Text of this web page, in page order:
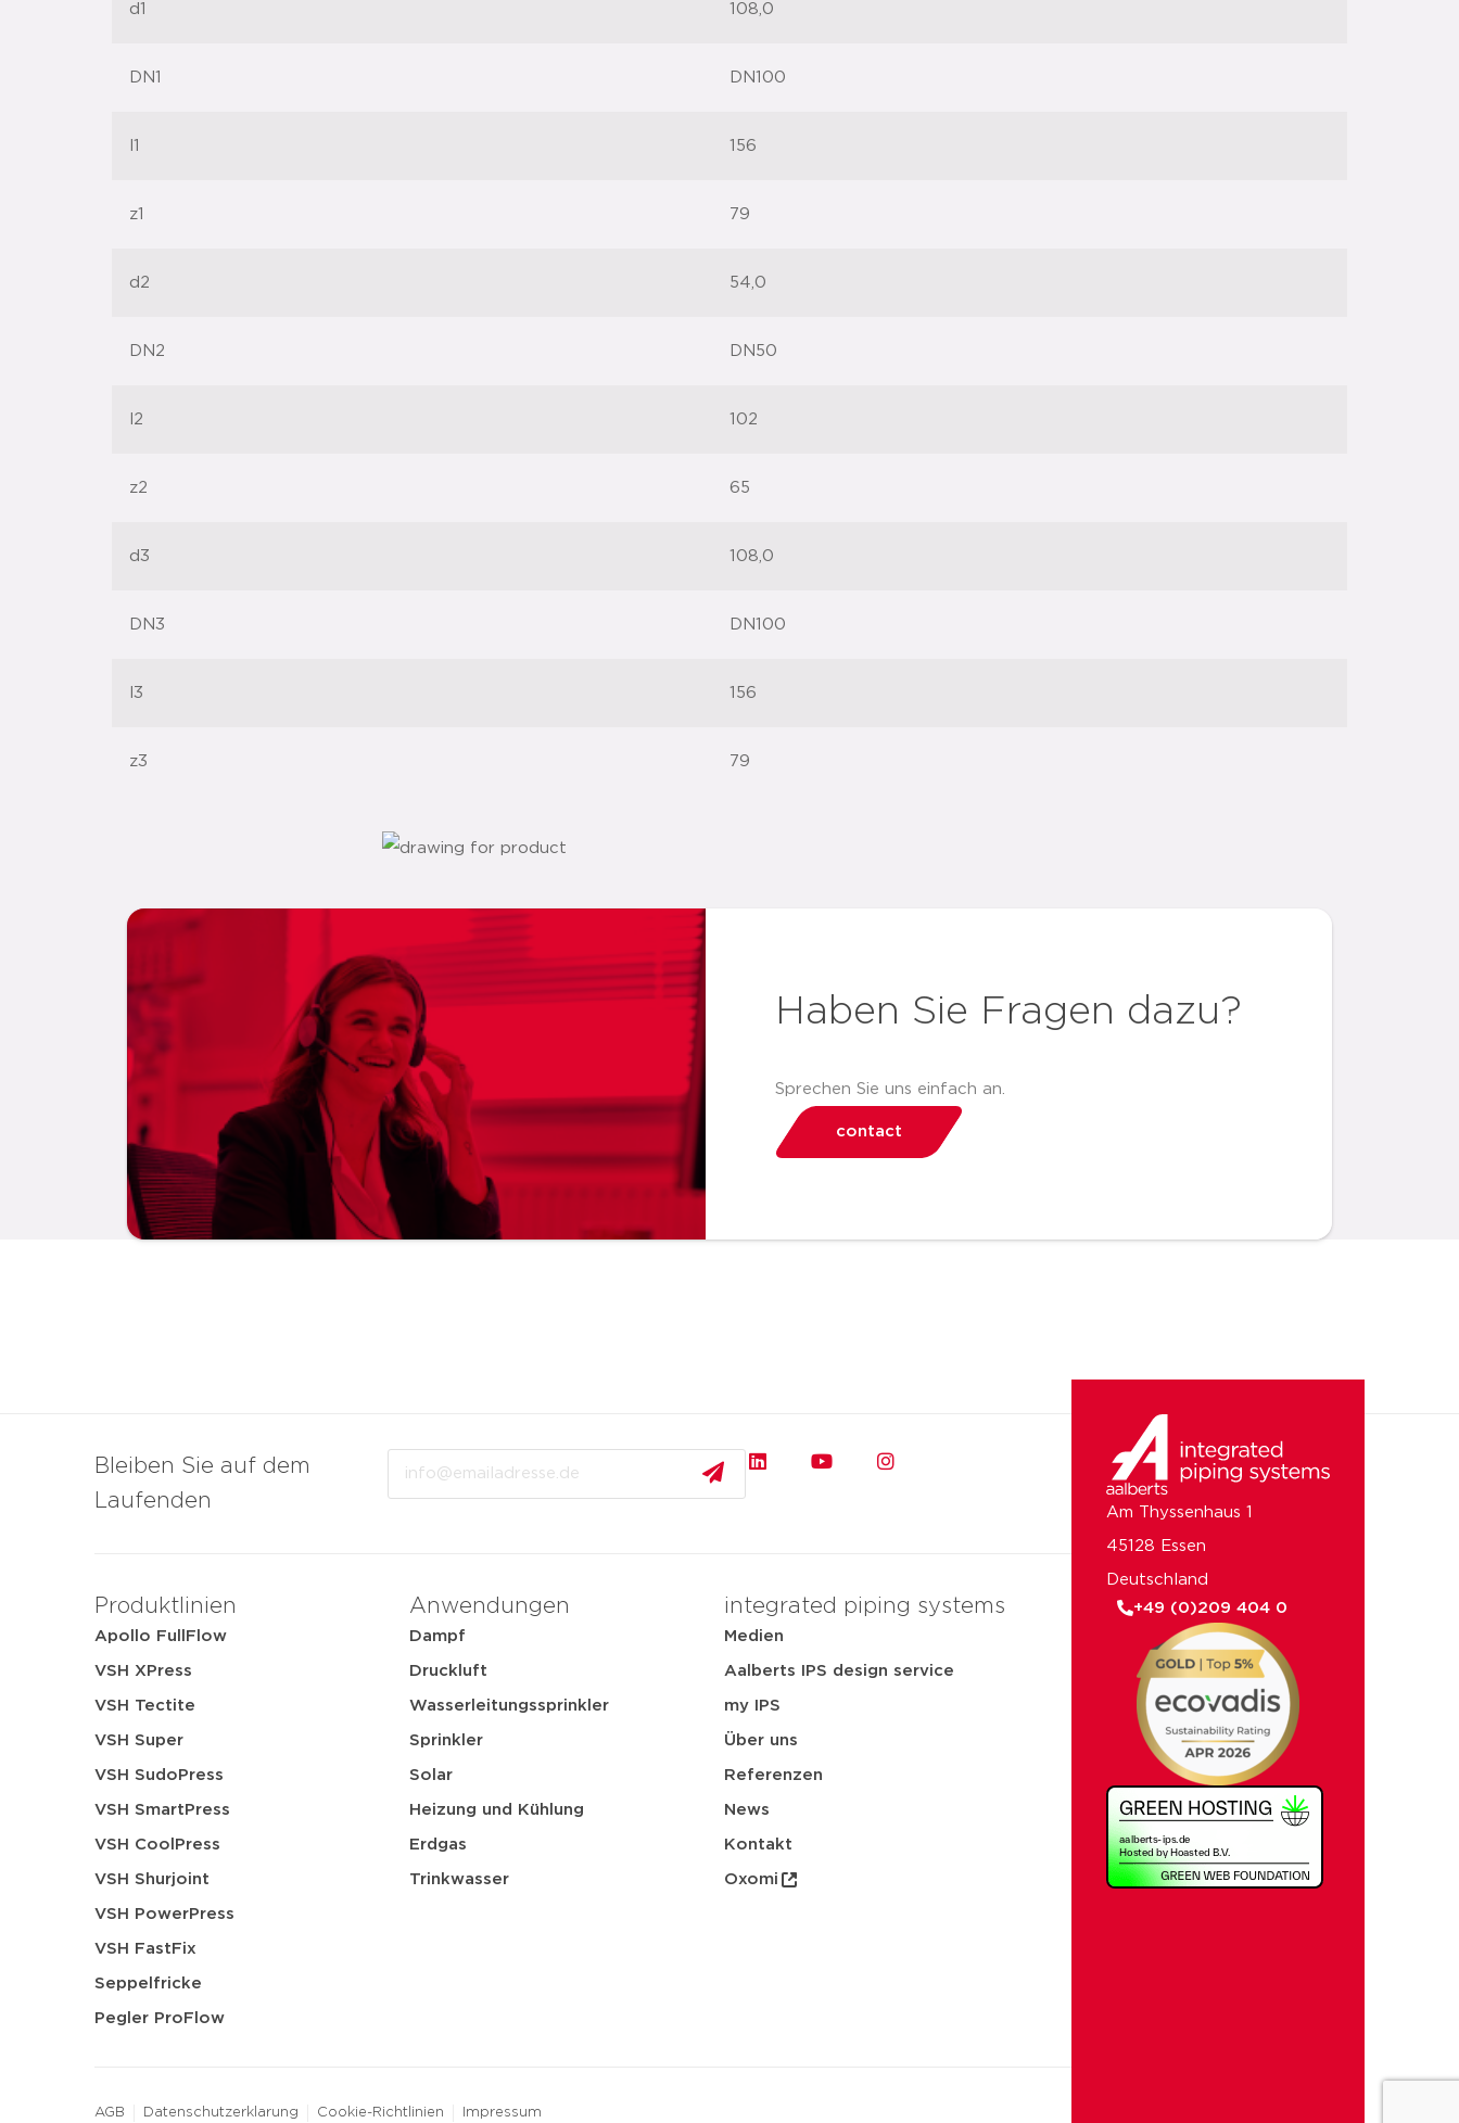
d1 108,0
DN1 DN100
l1 156
z1 79
d2 54,0
DN2 DN50
l2 102
z2 65
d3 108,0
DN3 DN100
l3 156
z3 79
Haben Sie Fragen dazu?
Sprechen Sie uns einfach an.
contact
Bleiben Sie auf dem
Laufenden
Produktlinien
Apollo FullFlow
VSH XPress
VSH Tectite
VSH Super
VSH SudoPress
VSH SmartPress
VSH CoolPress
VSH Shurjoint
VSH PowerPress
VSH FastFix
Seppelfricke
Pegler ProFlow
Anwendungen
Dampf
Druckluft
Wasserleitungssprinkler
Sprinkler
Solar
Heizung und Kühlung
Erdgas
Trinkwasser
integrated piping systems
Medien
Aalberts IPS design service
my IPS
Über uns
Referenzen
News
Kontakt
Oxomi
AGB Datenschutzerklarung Cookie-Richtlinien Impressum
Am Thyssenhaus 1
45128 Essen
Deutschland
+49 (0)209 404 0